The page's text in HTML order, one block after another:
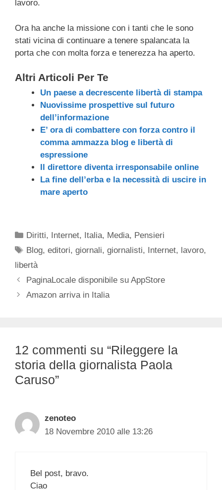
lavoro.
Ora ha anche la missione con i tanti che le sono
stati vicina di continuare a tenere spalancata la
porta che con molta forza e tenerezza ha aperto.
Altri Articoli Per Te
Un paese a decrescente libertà di stampa
Nuovissime prospettive sul futuro
dell’informazione
E’ ora di combattere con forza contro il
comma ammazza blog e libertà di
espressione
Il direttore diventa irresponsabile online
La fine dell’erba e la necessità di uscire in
mare aperto
Categorie
Diritti, Internet, Italia, Media, Pensieri
Tag
Blog,editori,giornali,giornalisti, Internet, lavoro,
libertà
PaginaLocale disponibile su AppStore
Amazon arriva in Italia
12 commenti su “Rileggere la
storia della giornalista Paola
Caruso”
zenoteo
18 Novembre 2010 alle 13:26
Bel post, bravo.
Ciao